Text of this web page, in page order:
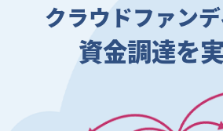
クラウドファン
資金調達を